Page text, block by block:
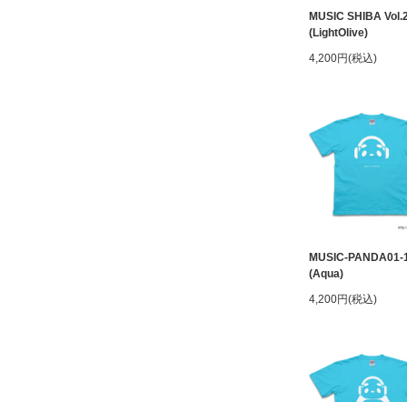
MUSIC SHIBA
(LightOlive)
4,200円(税込)
MUSIC-PANDA01-
(Aqua)
4,200円(税込)